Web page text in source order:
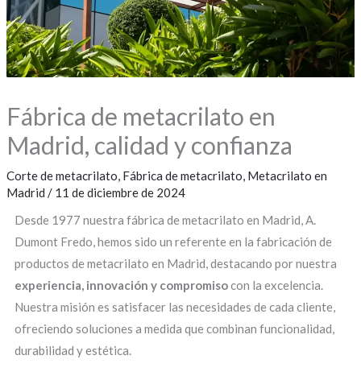
Fábrica de metacrilato en
Madrid, calidad y confianza
Corte de metacrilato, Fábrica de metacrilato, Metacrilato en
Madrid / 11 de diciembre de 2024
Desde 1977 nuestra fábrica de metacrilato en Madrid, A.
Dumont Fredo, hemos sido un referente en la fabricación de
productos de metacrilato en Madrid, destacando por nuestra
experiencia, innovación y compromisocon la excelencia.
Nuestra misión es satisfacer las necesidades de cada cliente,
ofreciendo soluciones a medida que combinan funcionalidad,
durabilidad y estética.